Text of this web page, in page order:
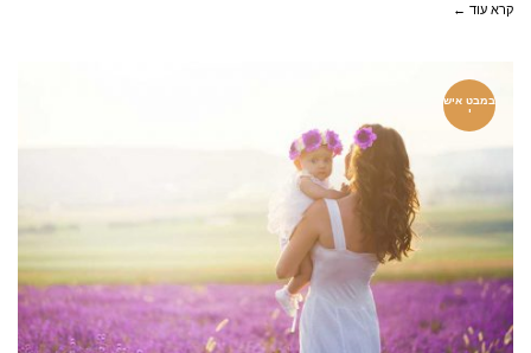
קרא עוד ←
במבט איש
י